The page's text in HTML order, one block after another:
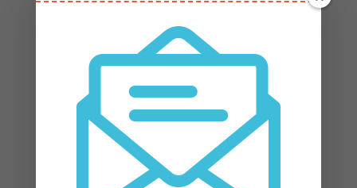
Colaboraciones con otros
blogs